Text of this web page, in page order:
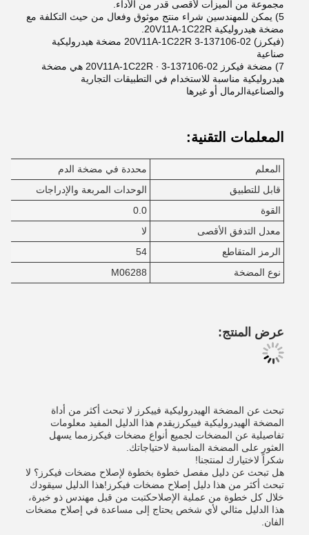
مجموعة من الميزات لأقصى قدر من الأداء.
5) يمكن للمهندسين شراء منتج موثوق وفعال من حيث التكلفة مع
مضخة هيدروليكية 20V11A-1C22R.
(فيكرز) 02-137106-3 20V11A-1C22R مضخة هيدروليكية
صناعية
7) مضخة فيكرز 02-137106-3 ∙ 20V11A-1C22R هي مضخة
هيدروليكية مناسبة للاستخدام في التطبيقات التجارية
والصناعيةالرمال أو غيرها
المعلمات التقنية:
المعلم
محددة في مضخة الدم
قابل للتطبيق
الوحدات المربعة والإدراجات
القوة
0.0
معدل التدفق الأقصى
لا
الرمز المتقاطع
54
نوع المضخة
M06288
عرض المنتج:
تبحث عن المضخة الهيدروليكية فييكرز لا تبحث أكثر من أداة
المضخة الهيدروليكية فييكرزيقدم هذا الدليل المفيد معلومات
تفاصيلية عن المضخات لجميع أنواع مضخات فيكرزمما يسهل
العثور على المضخة المناسبة لاحتياجاتك.
شكراً لاختيارك لمنتجنا!
هل تبحث عن دليل مفصل خطوة بخطوة لإصلاح مضخات فيكرز؟ لا
تبحث أكثر من هذا دليل إصلاح مضخات فيكرز!هذا الدليل سيقودك
خلال كل خطوة من عملية الإصلاحكتبت من قبل مهندس ذو خبرة،
هذا الدليل مثالي لأي شخص يحتاج إلى مساعدة في إصلاح مضخات
الفان.